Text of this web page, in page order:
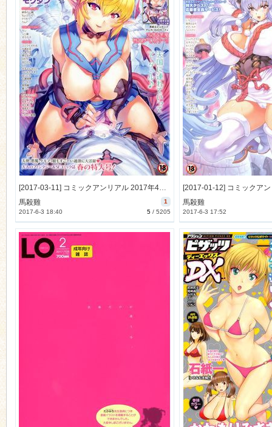
[2017-03-11] コミックアンリアル 2017年4月号 [719M]
1
馬殺雞
5/ 5205
2017-6-3 18:40
馬殺雞
2017-6-3 17:52